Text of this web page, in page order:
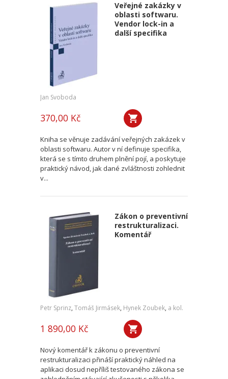
Veřejné zakázky v
oblasti softwaru.
Vendor lock-in a
další specifika
Jan Svoboda
370,00 Kč
Kniha se věnuje zadávání veřejných zakázek v
oblasti softwaru. Autor v ní definuje specifika,
která se s tímto druhem plnění pojí, a poskytuje
praktický návod, jak dané zvláštnosti zohlednit
v...
Zákon o preventivní
restrukturalizaci.
Komentář
Petr Sprinz, Tomáš Jirmásek, Hynek Zoubek, a kol.
1 890,00 Kč
Nový komentář k zákonu o preventivní
restrukturalizaci přináší praktický náhled na
aplikaci dosud nepříliš testovaného zákona se